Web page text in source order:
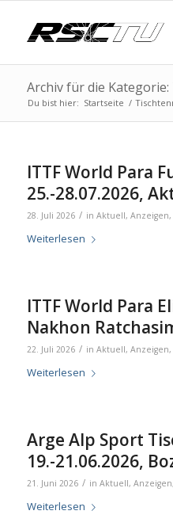
Archiv für die
Du bist hier: Startseite /
ITTF World Para
25.-28.07.2026,
28. Juli 2026 / in Aktuell, Anzeigen,
Weiterlesen
ITTF World Para
Nakhon
22. Juli 2026 / in Aktuell, Anzeigen,
Weiterlesen
Arge Alp Sport
19.-21.06.2026,
21. Juni 2026 / in Aktuell, Anzeigen
Weiterlesen